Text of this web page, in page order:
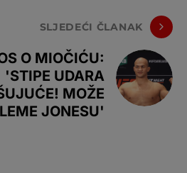
SLJEDEĆI ČLANAK
O MIOČIĆU:
'STIPE UDARA
MOŽE
JONESU'